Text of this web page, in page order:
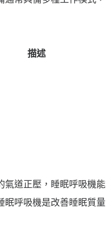
描述
道正壓，睡眠呼吸機
呼吸機是改善睡眠質量